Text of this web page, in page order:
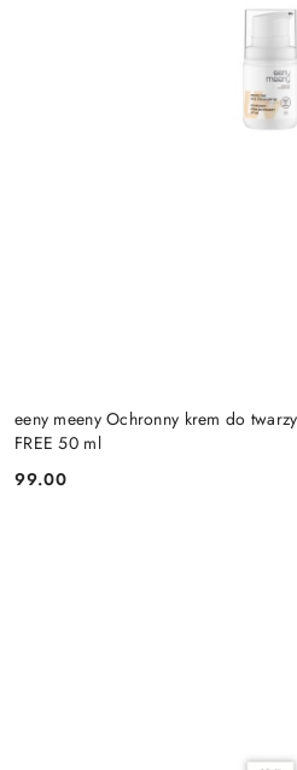
eeny meeny Ochronny krem do
FREE 50 ml
Cena:
99.00